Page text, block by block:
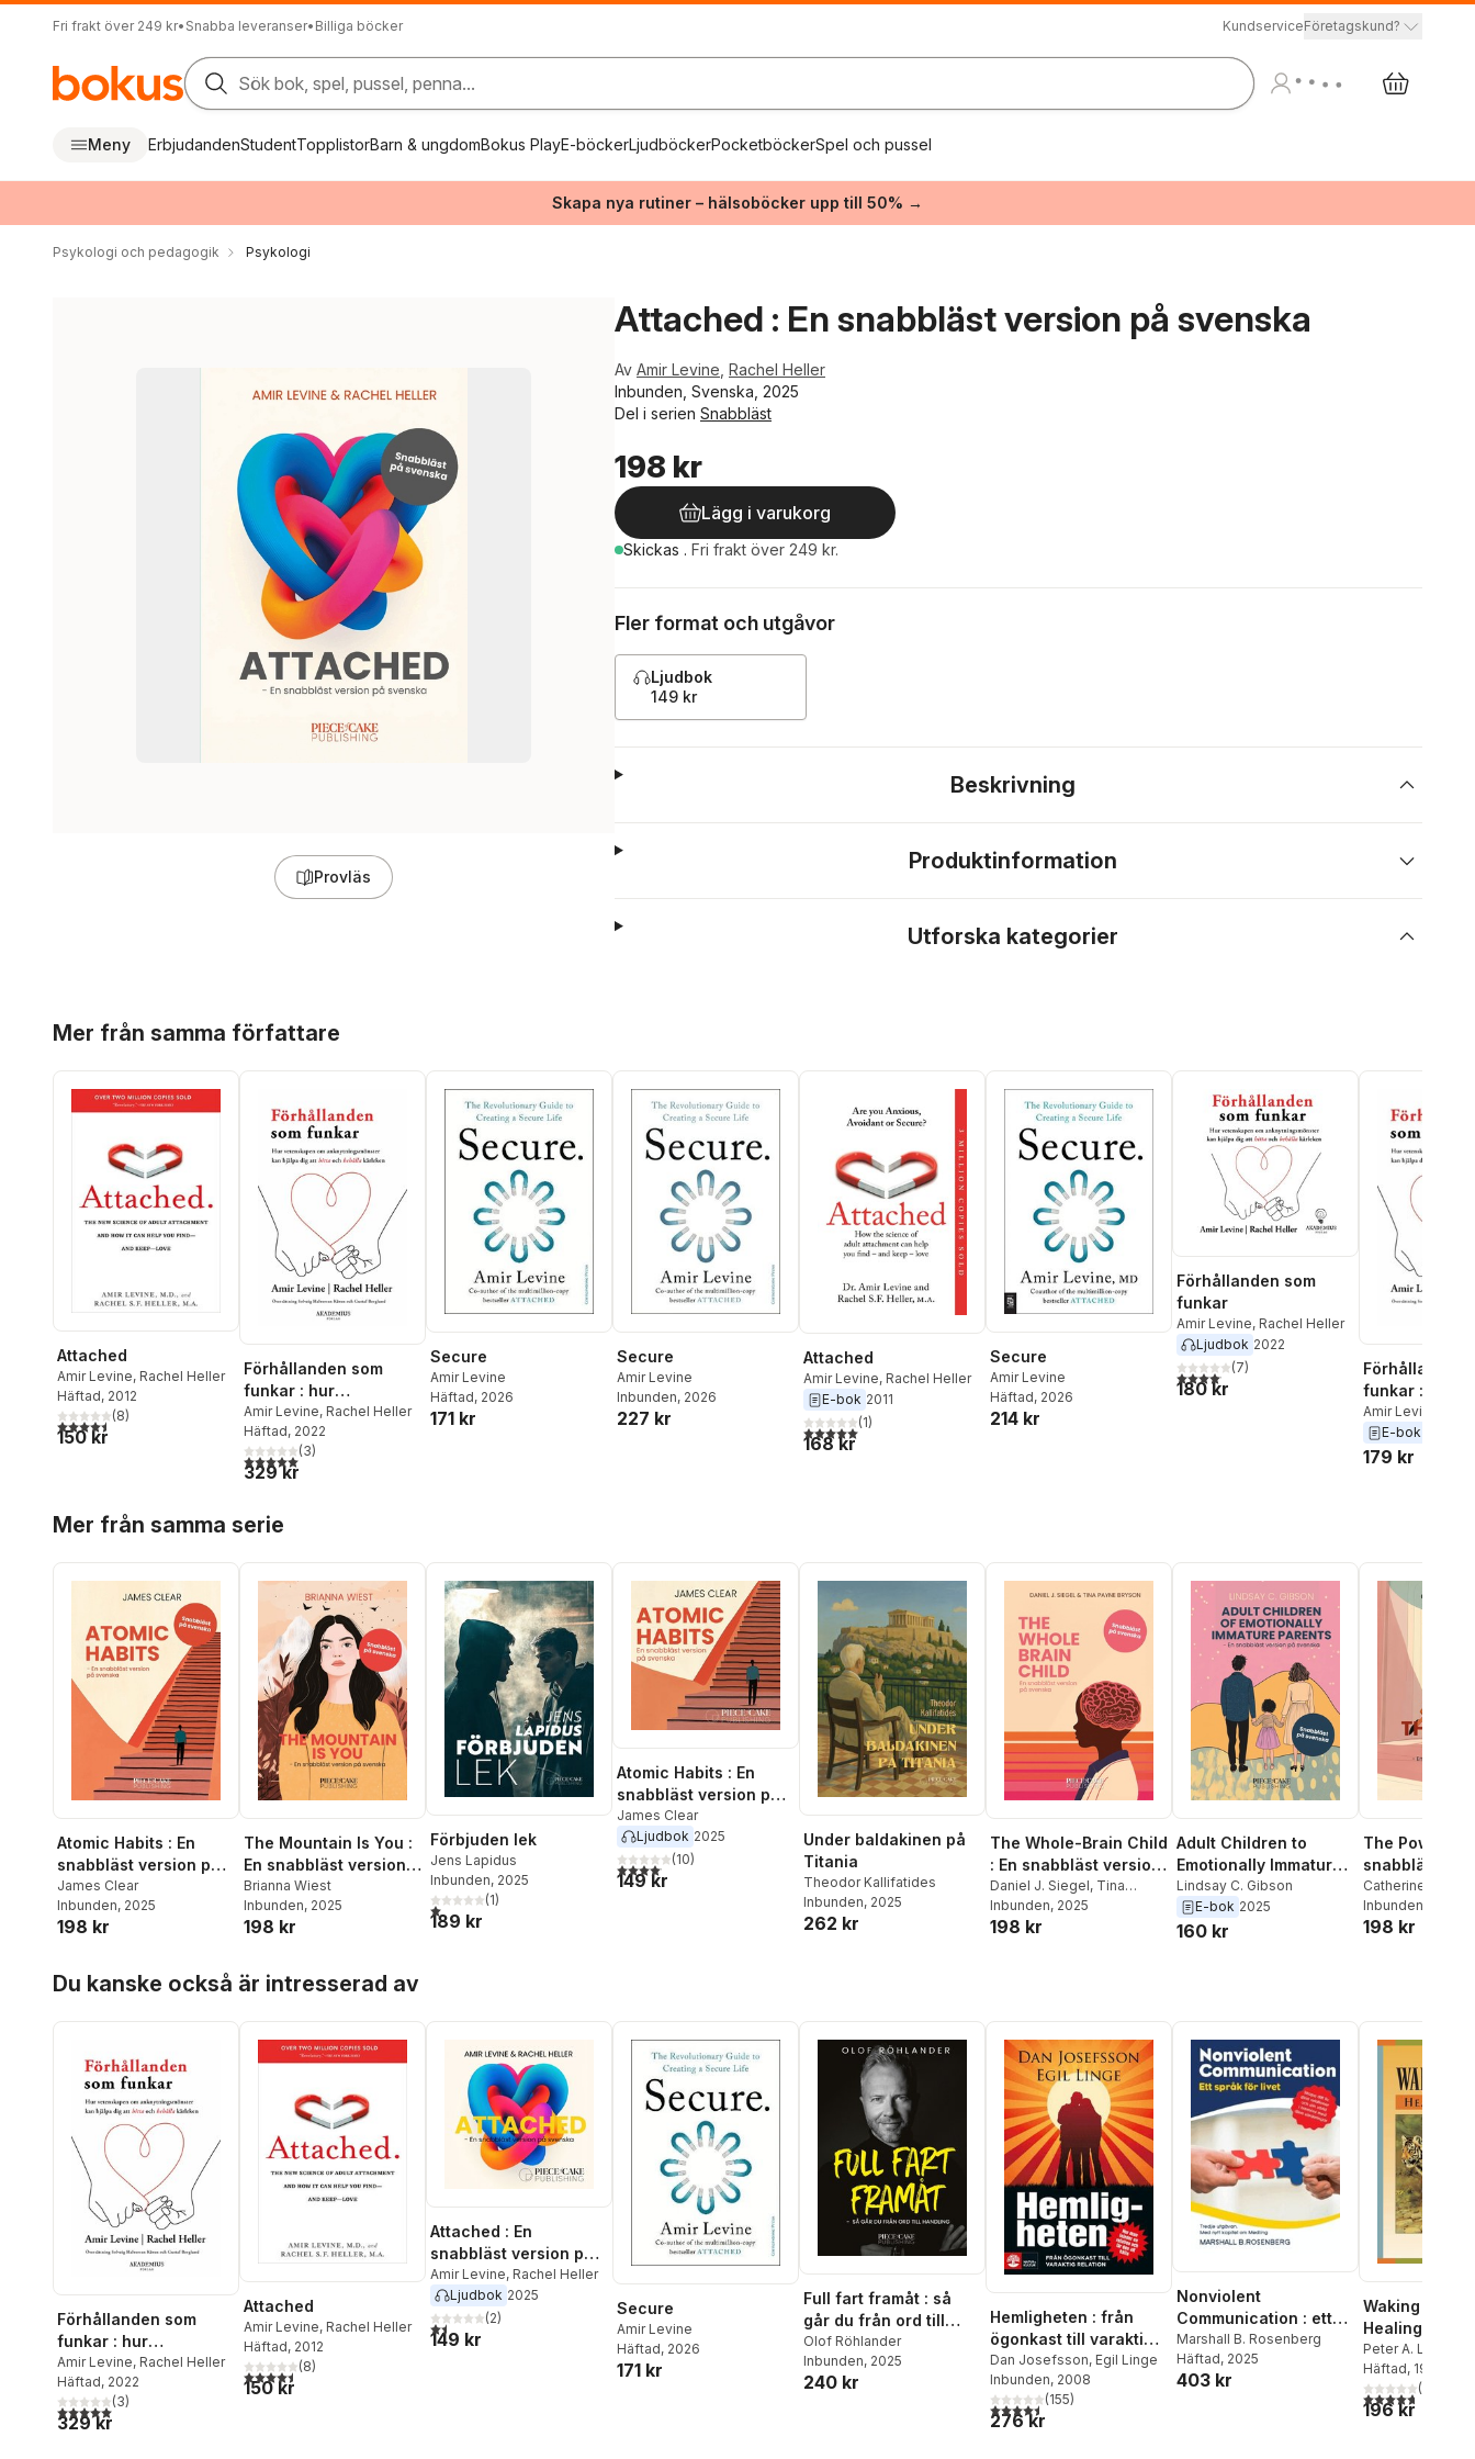
Fri frakt över 249 kr• Snabba leveranser• Billiga böcker KundserviceFöretagskund?
Sök bok, spel, pussel, penna...
Meny ErbjudandenStudentTopplistorBarn & ungdomBokus PlayE-böckerLjudböckerPocketböckerSpel och pussel
Skapa nya rutiner – hälsoböcker upp till 50% →
Psykologi och pedagogik Psykologi
Provläs
Attached : En snabbläst version på svenska
Av Amir Levine Rachel Heller
Inbunden, Svenska, 2025
Del i serien Snabbläst
198 kr
Lägg i varukorg
Skickas . Fri frakt över 249 kr.
Fler format och utgåvor
Ljudbok
149 kr
Beskrivning
Produktinformation
Utforska kategorier
Mer från samma författare
Attached
Amir Levine, Rachel Heller
Häftad, 2012
4,5utav 5 stjärnor. Totalt antal röster:
(8)
150 kr
Förhållanden som
funkar : hur
vetenskapen om
anknytningsmönster
kan hjälpa dig att hitta
och behålla kärleken
Amir Levine, Rachel Heller
Häftad, 2022
5,0utav 5 stjärnor. Totalt antal röster:
(3)
329 kr
Secure
Amir Levine
Häftad, 2026
171 kr
Secure
Amir Levine
Inbunden, 2026
227 kr
Attached
Amir Levine, Rachel Heller
E-bok 2011
5,0utav 5 stjärnor. Totalt antal röster:
(1)
168 kr
Secure
Amir Levine
Häftad, 2026
214 kr
Förhållanden som
funkar
Amir Levine, Rachel Heller
Ljudbok 2022
4,1utav 5 stjärnor. Totalt antal röster:
(7)
180 kr
Förhållanden
funkar : hur
vetenskapen
kan hjälpa
Amir Levine
E-bok
179 kr
Mer från samma serie
Atomic Habits : En
snabbläst version på
svenska
James Clear
Inbunden, 2025
198 kr
The Mountain Is You :
En snabbläst version
på svenska
Brianna Wiest
Inbunden, 2025
198 kr
Förbjuden lek
Jens Lapidus
Inbunden, 2025
1,0utav 5 stjärnor. Totalt antal röster:
(1)
189 kr
Atomic Habits : En
snabbläst version på
svenska
James Clear
Ljudbok 2025
4,1utav 5 stjärnor. Totalt antal röster:
(10)
149 kr
Under baldakinen på
Titania
Theodor Kallifatides
Inbunden, 2025
262 kr
The Whole-Brain Child
: En snabbläst version
på svenska
Daniel J. Siegel, Tina
Payne Bryson
Inbunden, 2025
198 kr
Adult Children to
Emotionally Immature
Parents : En snabbläst
version på svenska
Lindsay C. Gibson
E-bok 2025
160 kr
The Power of
snabbläst
svenska
Catherine Price
Inbunden
198 kr
Du kanske också är intresserad av
Förhållanden som
funkar : hur
vetenskapen om
anknytningsmönster
kan hjälpa dig att hitta
och behålla kärleken
Amir Levine, Rachel Heller
Häftad, 2022
5,0utav 5 stjärnor. Totalt antal röster:
(3)
329 kr
Attached
Amir Levine, Rachel Heller
Häftad, 2012
4,5utav 5 stjärnor. Totalt antal röster:
(8)
150 kr
Attached : En
snabbläst version på
svenska
Amir Levine, Rachel Heller
Ljudbok 2025
1,5utav 5 stjärnor. Totalt antal röster:
(2)
149 kr
Secure
Amir Levine
Häftad, 2026
171 kr
Full fart framåt : så
går du från ord till
handling
Olof Röhlander
Inbunden, 2025
240 kr
Hemligheten : från
ögonkast till varaktig
relation
Dan Josefsson, Egil Linge
Inbunden, 2008
4,5utav 5 stjärnor. Totalt antal röster:
(155)
276 kr
Nonviolent
Communication : ett
språk för livet
Marshall B. Rosenberg
Häftad, 2025
403 kr
Waking the
Healing
Peter A. Levine
Häftad, 1997
4,7utav 5(
196 kr